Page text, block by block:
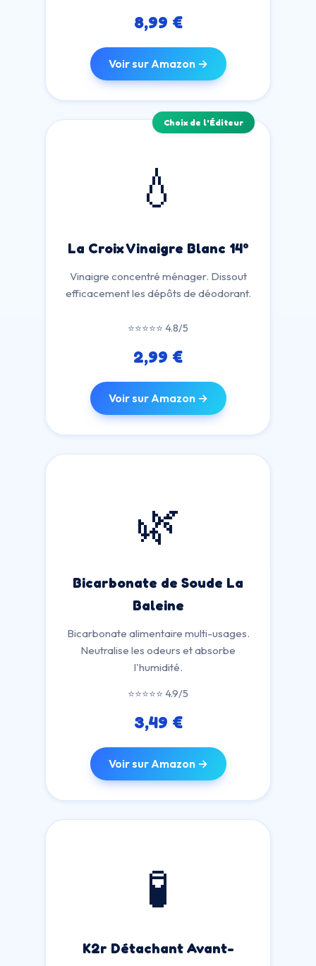
8,99 €
Voir sur Amazon →
Choix de l'Éditeur
💧
La Croix Vinaigre Blanc 14°
Vinaigre concentré ménager. Dissout
efficacement les dépôts de déodorant.
⭐⭐⭐⭐⭐ 4.8/5
2,99 €
Voir sur Amazon →
🌿
Bicarbonate de Soude La
Baleine
Bicarbonate alimentaire multi-usages.
Neutralise les odeurs et absorbe
l'humidité.
⭐⭐⭐⭐⭐ 4.9/5
3,49 €
Voir sur Amazon →
🧪
K2r Détachant Avant-